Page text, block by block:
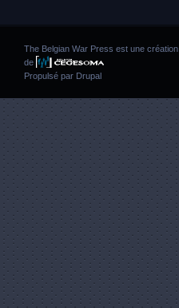
The Belgian War Press est une création
de
Propulsé par Drupal